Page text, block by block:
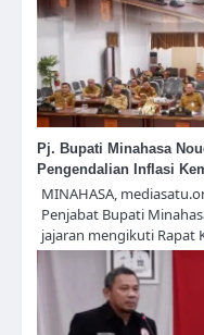
Pj. Bupati Minahasa
Pengendalian Inflasi
MINAHASA,
Penjabat Bupati
jajaran mengikuti Rapat